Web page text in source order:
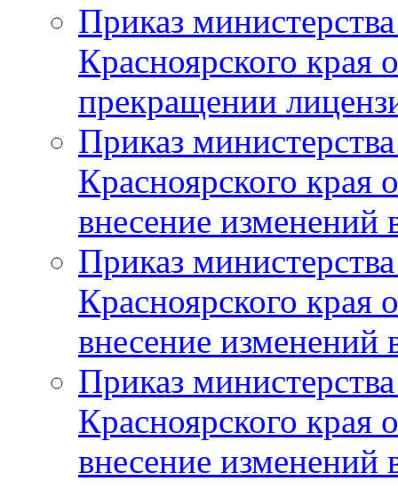
Приказ
Красноярского
прекращении
Приказ
Красноярского
внесение изменений
Приказ
Красноярского
внесение изменений
Приказ
Красноярского
внесение изменений